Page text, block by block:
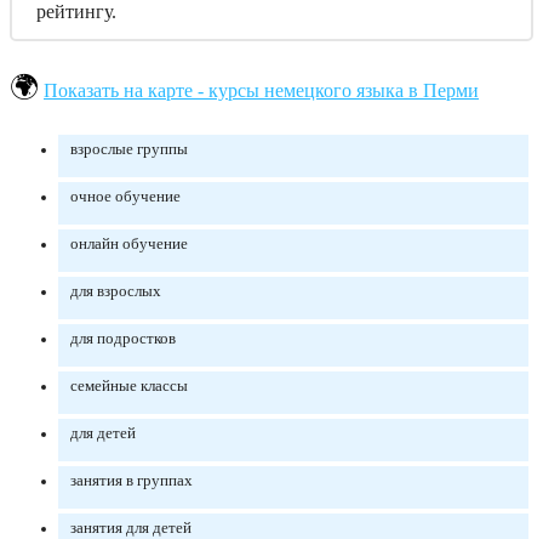
рейтингу.
Показать на карте - курсы немецкого языка в Перми
взрослые группы
очное обучение
онлайн обучение
для взрослых
для подростков
семейные классы
для детей
занятия в группах
занятия для детей